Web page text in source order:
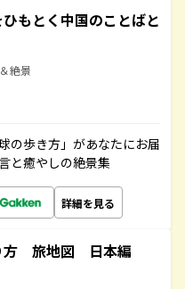
もとく中国のことばと
絶景
の歩き方」があなたにお届
と癒やしの絶景集
詳細を見る
方 旅地図 日本編